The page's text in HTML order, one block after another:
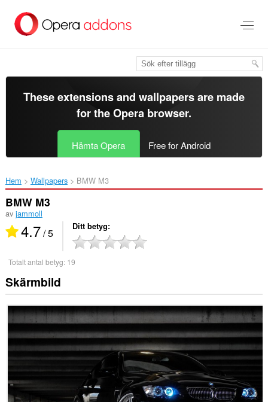
brödtexten
These extensions and wallpapers are made
for theOpera browser.
Hämta Opera Free for Android
Hem Wallpapers BMW M3‎
BMW M3
av jammoll
4.7/ 5 Ditt betyg
Totalt antal betyg: 19
Skärmbild